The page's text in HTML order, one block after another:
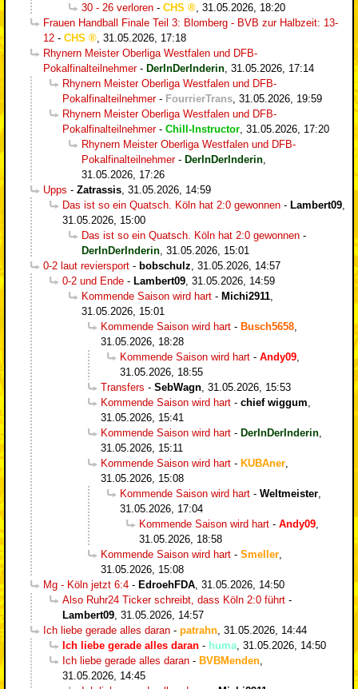
30 - 26 verloren - CHS
31.05.2026, 18:20
Frauen Handball Finale Teil 3: Blomberg - BVB zur Halbzeit: 13-
12 - CHS
31.05.2026, 17:18
Rhynern Meister Oberliga Westfalen und DFB-
Pokalfinalteilnehmer- DerInDerInderin 31.05.2026, 17:14
Rhynern Meister Oberliga Westfalen und DFB-
Pokalfinalteilnehmer- FourrierTrans 31.05.2026, 19:59
Rhynern Meister Oberliga Westfalen und DFB-
Pokalfinalteilnehmer- Chill-Instructor 31.05.2026, 17:20
Rhynern Meister Oberliga Westfalen und DFB-
Pokalfinalteilnehmer- DerInDerInderin
31.05.2026, 17:26
Upps - Zatrassis 31.05.2026, 14:59
Das ist so ein Quatsch. Köln hat 2:0 gewonnen - Lambert09
31.05.2026, 15:00
Das ist so ein Quatsch. Köln hat 2:0 gewonnen -
DerInDerInderin 31.05.2026, 15:01
0-2 laut reviersport - bobschulz 31.05.2026, 14:57
0-2 und Ende - Lambert09 31.05.2026, 14:59
Kommende Saison wird hart - Michi2911
31.05.2026, 15:01
Kommende Saison wird hart - Busch5658
31.05.2026, 18:28
Kommende Saison wird hart - Andy09
31.05.2026, 18:55
Transfers - SebWagn 31.05.2026, 15:53
Kommende Saison wird hart - chief wiggum
31.05.2026, 15:41
Kommende Saison wird hart - DerInDerInderin
31.05.2026, 15:11
Kommende Saison wird hart - KUBAner
31.05.2026, 15:08
Kommende Saison wird hart - Weltmeister
31.05.2026, 17:04
Kommende Saison wird hart - Andy09
31.05.2026, 18:58
Kommende Saison wird hart - Smeller
31.05.2026, 15:08
Mg - Köln jetzt 6:4 - EdroehFDA 31.05.2026, 14:50
Also Ruhr24 Ticker schreibt, dass Köln 2:0 führt -
Lambert09 31.05.2026, 14:57
Ich liebe gerade alles daran - patrahn 31.05.2026, 14:44
Ich liebe gerade alles daran - huma 31.05.2026, 14:50
Ich liebe gerade alles daran - BVBMenden
31.05.2026, 14:45